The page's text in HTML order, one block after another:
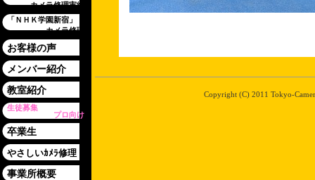
カメラ修理実績
「ＮＨＫ学園新宿」
カメラ修理
お客様の声
メンバー紹介
教室紹介
生徒募集
プロ向け
卒業生
やさしいｶﾒﾗ修理
事業所概要
Copyright (C) 2011 Tokyo-